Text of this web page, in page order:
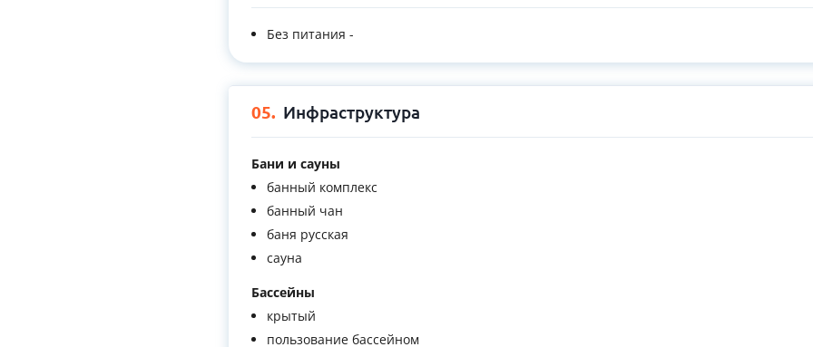
Без питания -
05. Инфраструктура
Бани и сауны
банный комплекс
банный чан
баня русская
сауна
Бассейны
крытый
пользование бассейном